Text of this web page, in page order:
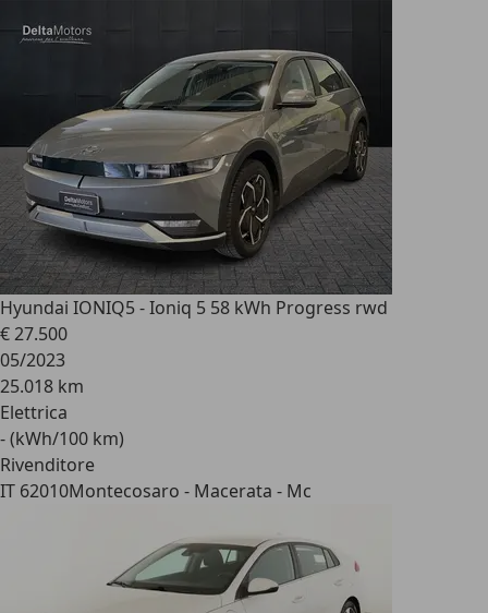
Hyundai IONIQ5 - Ioniq 5 58 kWh Progress rwd
€ 27.500
05/2023
25.018 km
Elettrica
- (kWh/100 km)
Rivenditore
IT 62010Montecosaro - Macerata - Mc